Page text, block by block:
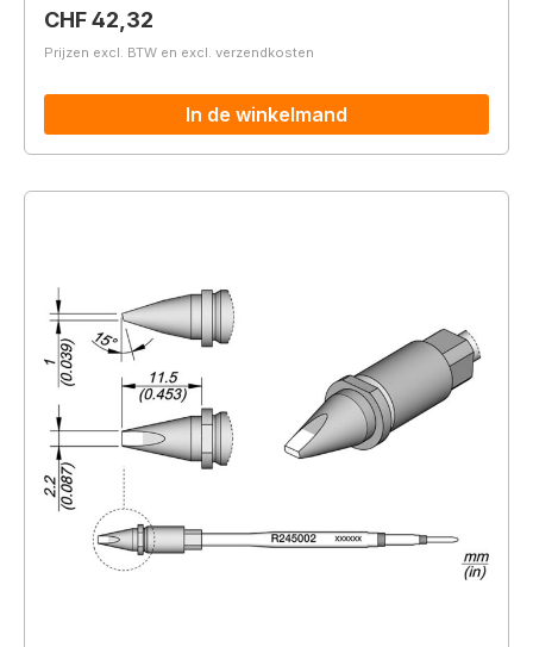
Normale prijs:
CHF 42,32
Prijzen excl. BTW en excl. verzendkosten
In de winkelmand